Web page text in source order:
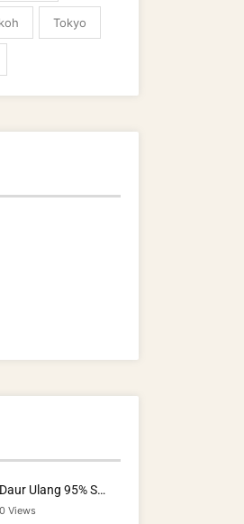
Tokyo
Ulang 95% S…
Views